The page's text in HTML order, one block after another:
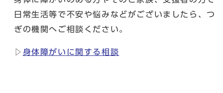
日常生活等で不安や悩みなどがございましたら、つ
ぎの機関へご相談ください。
▷ 身体障がいに関する相談